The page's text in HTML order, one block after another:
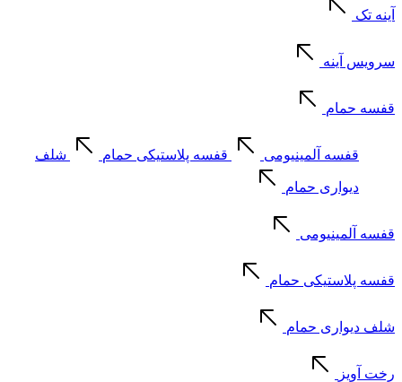
آینه تک
سرویس آینه
قفسه حمام
قفسه آلمینیومی قفسه پلاستیکی حمام شلف
دیواری حمام
قفسه آلمینیومی
قفسه پلاستیکی حمام
شلف دیواری حمام
رخت آویز